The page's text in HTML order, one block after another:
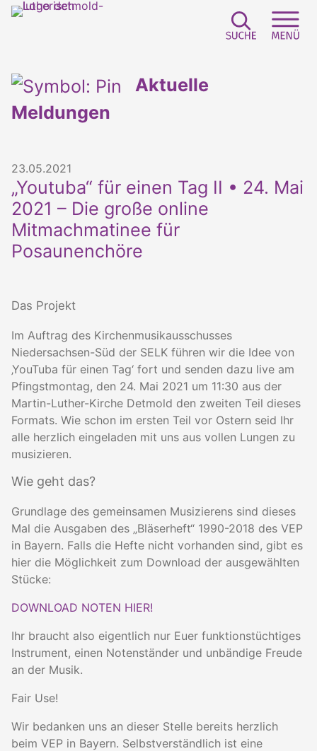
Aktuelle
Meldungen
23.05.2021
„Youtuba“ für einen Tag II • 24. Mai
2021 – Die große online
Mitmachmatinee für
Posaunenchöre
Das Projekt
Im Auftrag des Kirchenmusikausschusses
Niedersachsen-Süd der SELK führen wir die Idee von
‚YouTuba für einen Tag‘ fort und senden dazu live am
Pfingstmontag, den 24. Mai 2021 um 11:30 aus der
Martin-Luther-Kirche Detmold den zweiten Teil dieses
Formats. Wie schon im ersten Teil vor Ostern seid Ihr
alle herzlich eingeladen mit uns aus vollen Lungen zu
musizieren.
Wie geht das?
Grundlage des gemeinsamen Musizierens sind dieses
Mal die Ausgaben des „Bläserheft“ 1990-2018 des VEP
in Bayern. Falls die Hefte nicht vorhanden sind, gibt es
hier die Möglichkeit zum Download der ausgewählten
Stücke:
DOWNLOAD NOTEN HIER!
Ihr braucht also eigentlich nur Euer funktionstüchtiges
Instrument, einen Notenständer und unbändige Freude
an der Musik.
Fair Use!
Wir bedanken uns an dieser Stelle bereits herzlich
beim VEP in Bayern. Selbstverständlich ist eine